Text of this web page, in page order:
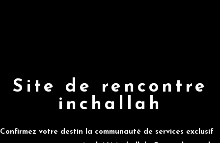
Site de rencontre
inchallah
Confirmez votre destin la communauté de services exclusif